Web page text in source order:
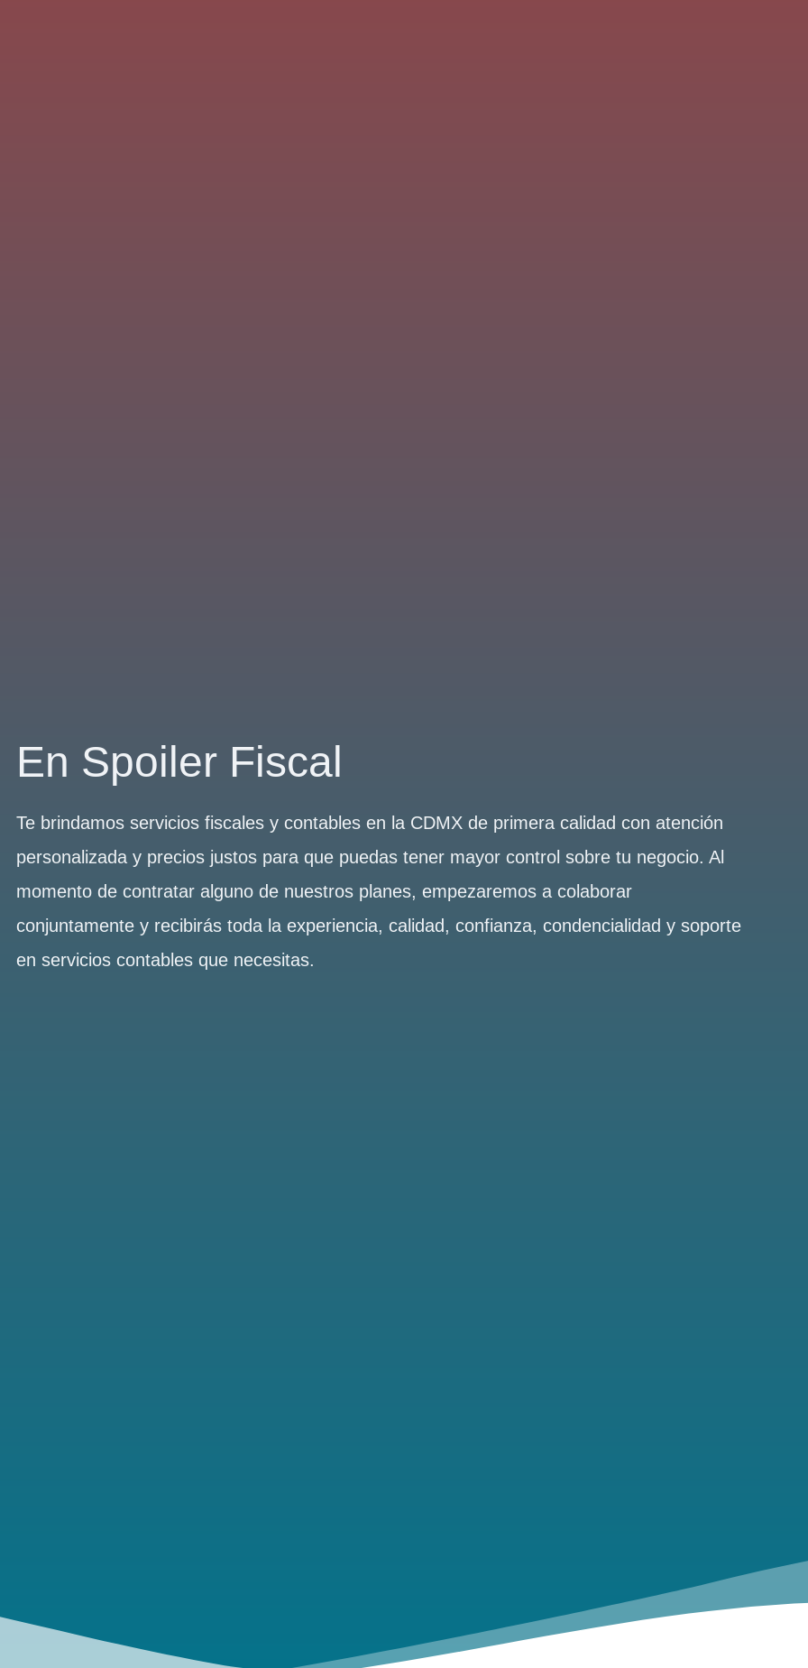
En Spoiler Fiscal
Te brindamos servicios fiscales y contables en la CDMX de primera calidad con atención
personalizada y precios justos para que puedas tener mayor control sobre tu negocio. Al
momento de contratar alguno de nuestros planes, empezaremos a colaborar
conjuntamente y recibirás toda la experiencia, calidad, confianza, condencialidad y soporte
en servicios contables que necesitas.